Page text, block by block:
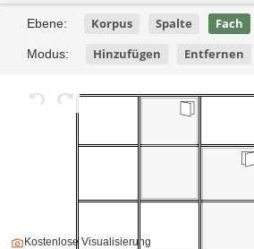
Kostenlose Visualisierung
Ebene: Korpus Spalte Fach
Modus: Hinzufügen Entfernen